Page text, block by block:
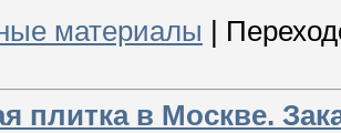
материалы |
плитка в Москве.